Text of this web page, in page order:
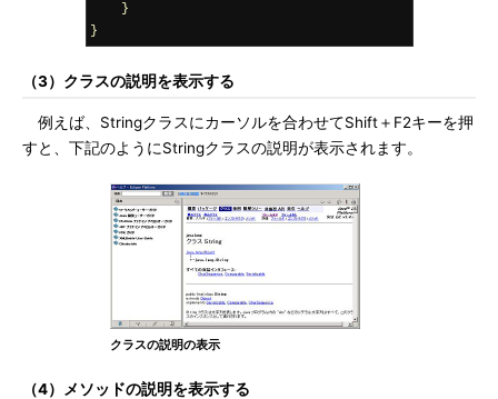
}
}
（3）クラスの説明を表示する
例えば、Stringクラスにカーソルを合わせてShift＋F2キーを押
すと、下記のようにStringクラスの説明が表示されます。
クラスの説明の表示
（4）メソッドの説明を表示する